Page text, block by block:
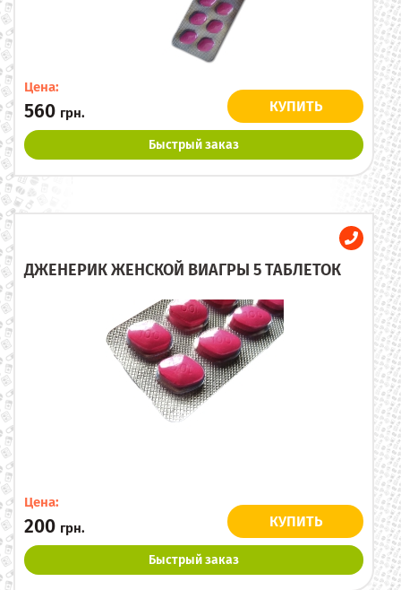
Цена:
560 грн. КУПИТЬ
Быстрый заказ
ДЖЕНЕРИК ЖЕНСКОЙ ВИАГРЫ 5 ТАБЛЕТОК
Цена:
200 грн. КУПИТЬ
Быстрый заказ